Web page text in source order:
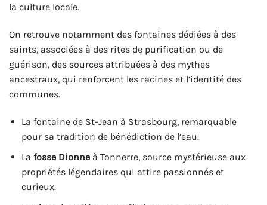
la culture locale.
On retrouve notamment des fontaines dédiées à des
saints, associées à des rites de purification ou de
guérison, des sources attribuées à des mythes
ancestraux, qui renforcent les racines et l’identité des
communes.
La fontaine de St-Jean à Strasbourg, remarquable
pour sa tradition de bénédiction de l’eau.
La fosse Dionneà Tonnerre, source mystérieuse aux
propriétés légendaires qui attire passionnés et
curieux.